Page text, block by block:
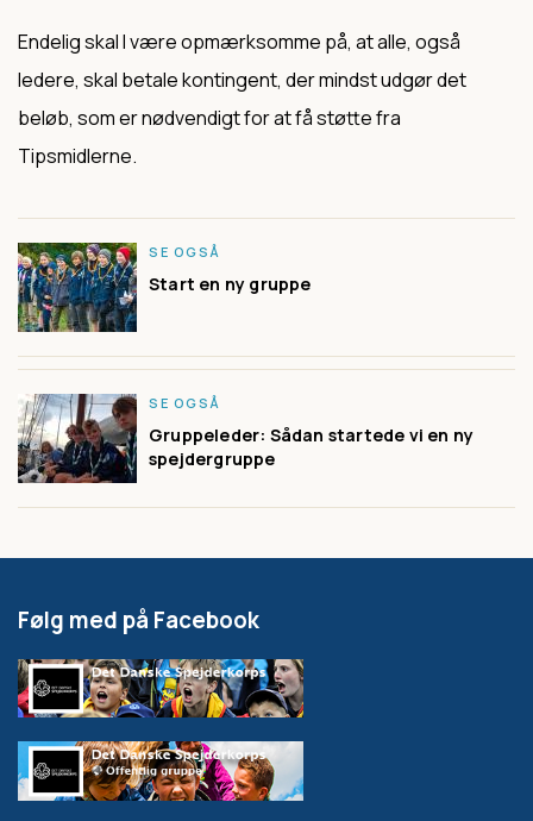
Endelig skal I være opmærksomme på, atalle, også
ledere, skal betale kontingent, der mindst udgør det
beløb, som er nødvendigt for at få støtte fra
Tipsmidlerne.
SE OGSÅ
Start en ny gruppe
SE OGSÅ
Gruppeleder: Sådan startede vi en ny
spejdergruppe
Følg med på Facebook